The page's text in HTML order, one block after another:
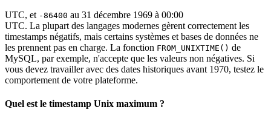
UTC, et -86400 au 31 décembre 1969 à 00:00
UTC. La plupart des langages modernes gèrent correctement les
timestamps négatifs, mais certains systèmes et bases de données ne
les prennent pas en charge. La fonction FROM_UNIXTIME() de
MySQL, par exemple, n'accepte que les valeurs non négatives. Si
vous devez travailler avec des dates historiques avant 1970, testez le
comportement de votre plateforme.
Quel est le timestamp Unix maximum ?